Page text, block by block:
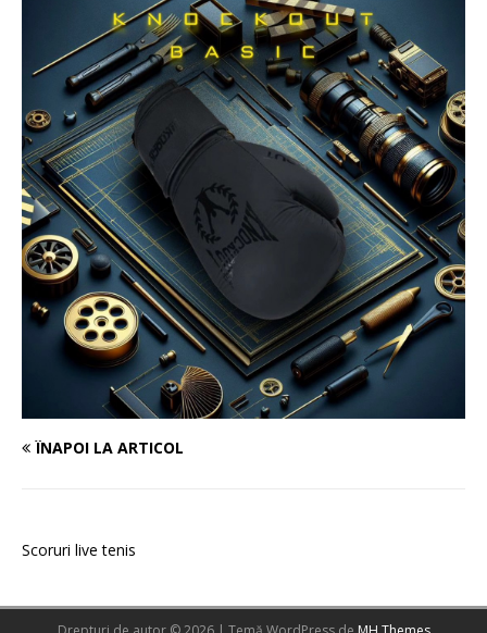
ÎNAPOI LA ARTICOL
Scoruri live tenis